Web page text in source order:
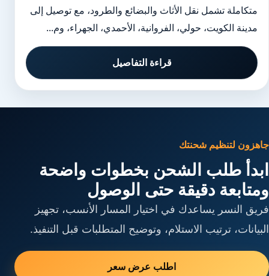
متكاملة تشمل نقل الأثاث والبضائع والطرود، مع توصيل إلى
مدينة الكويت، حولي، الفروانية، الأحمدي، الجهراء، وم...
قراءة التفاصيل
جاهزون لتنظيم شحنتك
ابدأ طلب الشحن بخطوات واضحة
ومتابعة دقيقة حتى الوصول
فريق النسر يساعدك في اختيار المسار الأنسب، تجهيز
البيانات، ترتيب الاستلام، وتوضيح المتطلبات قبل التنفيذ.
اطلب عرض سعر